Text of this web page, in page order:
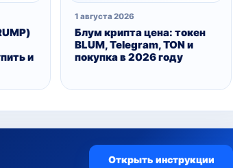
и
1 августа 2026
Блум крипта цена: токен
BLUM, Telegram, TON и
покупка в 2026 году
Открыть инструкции